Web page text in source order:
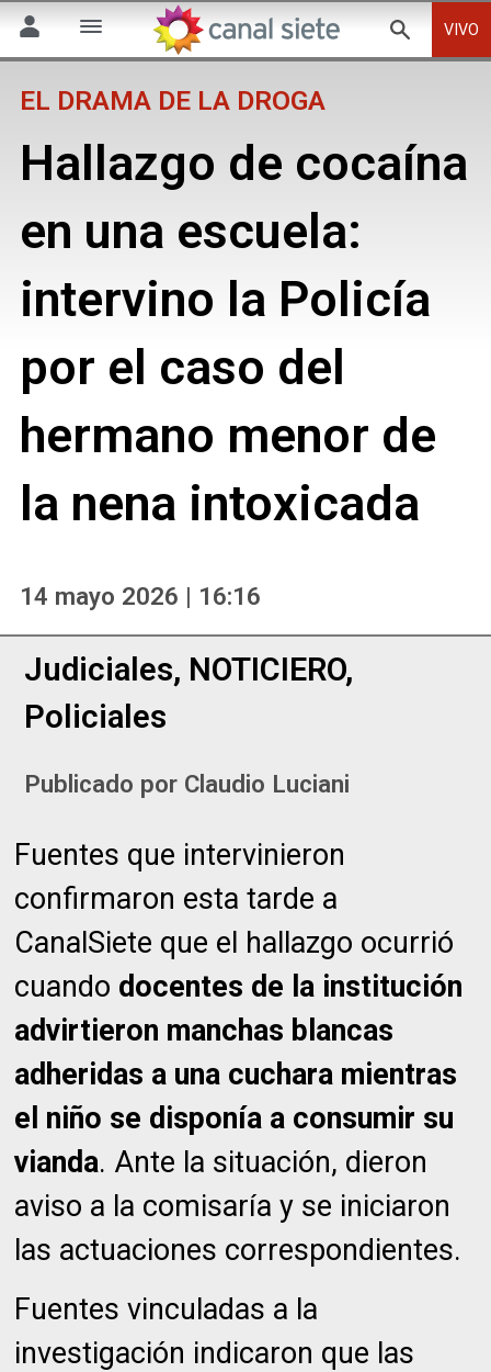
VIVO
EL DRAMA DE LA DROGA
Hallazgo de cocaína
en una escuela:
intervino la Policía
por el caso del
hermano menor de
la nena intoxicada
14 mayo 2026 | 16:16
Judiciales, NOTICIERO,
Policiales
Publicado por Claudio Luciani
Fuentes que intervinieron
confirmaron esta tarde a
CanalSiete que el hallazgo ocurrió
cuando docentes de la institución
advirtieron manchas blancas
adheridas a una cuchara mientras
el niño se disponía a consumir su
vianda. Ante la situación, dieron
aviso a la comisaría y se iniciaron
las actuaciones correspondientes.
Fuentes vinculadas a la
investigación indicaron que las